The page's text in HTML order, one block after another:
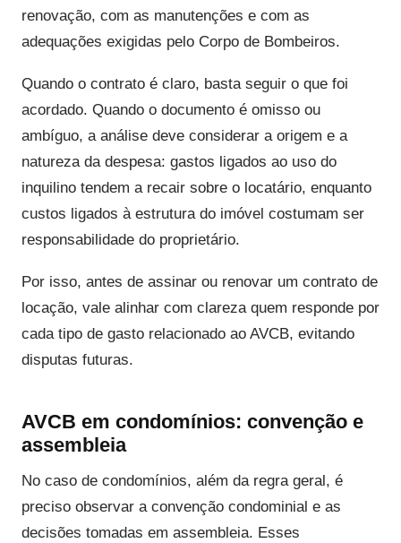
renovação, com as manutenções e com as
adequações exigidas pelo Corpo de Bombeiros.
Quando o contrato é claro, basta seguir o que foi
acordado. Quando o documento é omisso ou
ambíguo, a análise deve considerar a origem e a
natureza da despesa: gastos ligados ao uso do
inquilino tendem a recair sobre o locatário, enquanto
custos ligados à estrutura do imóvel costumam ser
responsabilidade do proprietário.
Por isso, antes de assinar ou renovar um contrato de
locação, vale alinhar com clareza quem responde por
cada tipo de gasto relacionado ao AVCB, evitando
disputas futuras.
AVCB em condomínios: convenção e
assembleia
No caso de condomínios, além da regra geral, é
preciso observar a convenção condominial e as
decisões tomadas em assembleia. Esses